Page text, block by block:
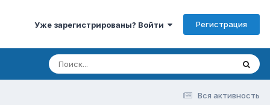
Уже зарегистрированы? Войти Регистрация
Вся активность